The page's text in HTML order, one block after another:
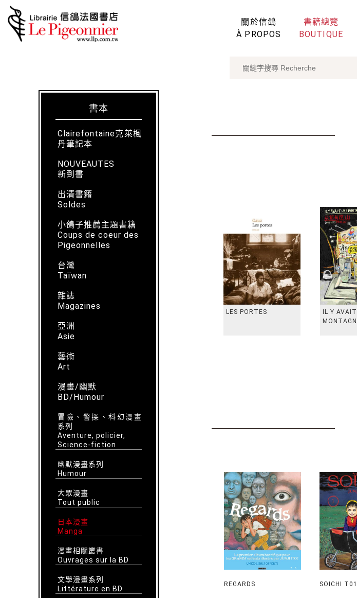
關於信鴿
À PROPOS
書籍總覽
BOUTIQUE
書本
Clairefontaine克萊楓
丹筆記本
NOUVEAUTES
新到書
出清書籍
Soldes
小鴿子推薦主題書籍
Coups de coeur des
Pigeonnelles
台灣
Taïwan
雜誌
Magazines
亞洲
Asie
藝術
Art
漫畫/幽默
BD/Humour
冒險、警探、科幻漫畫
系列
Aventure, policier,
Science-fiction
幽默漫畫系列
Humour
大眾漫畫
Tout public
日本漫畫
Manga
漫畫相關叢書
Ouvrages sur la BD
文學漫畫系列
Littérature en BD
LES PORTES
IL Y
REGARDS SOICHI T01